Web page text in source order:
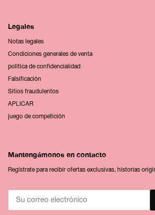
Legales
Notas legales
Condiciones generales de venta
política de confidencialidad
Falsificación
Sitios fraudulentos
APLICAR
juego de competición
Mantengámonos en contacto
Regístrate para recibir ofertas exclusivas, historias